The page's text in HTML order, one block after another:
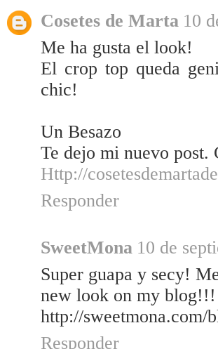
Cosetes de Marta 10
Me ha gusta el look!
El crop top queda
chic!
Un Besazo
Te dejo mi nuevo post.
Http://
Responder
SweetMona 10 de
Super guapa y secy!
new look on my blog!!!
http://sweetmona.com/
Responder